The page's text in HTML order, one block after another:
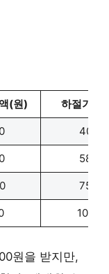
(원) 하절기분
원을 받지만,